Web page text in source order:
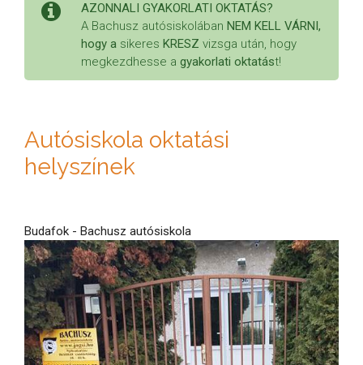
AZONNALI GYAKORLATI OKTATÁS?
A Bachusz autósiskolában NEM KELL VÁRNI,
hogy a sikeres KRESZ vizsga után, hogy
megkezdhesse a gyakorlati oktatást!
Autósiskola oktatási
helyszínek
Budafok - Bachusz autósiskola